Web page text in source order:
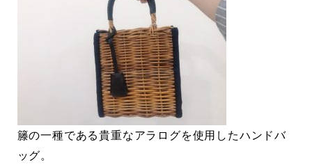
籐の一種である貴重なアラログを使用したハンドバ
ッグ。